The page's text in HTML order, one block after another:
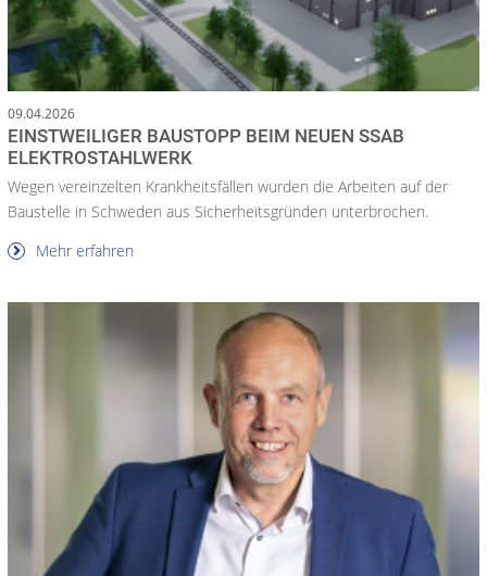
09.04.2026
EINSTWEILIGER BAUSTOPP BEIM NEUEN SSAB
ELEKTROSTAHLWERK
Wegen vereinzelten Krankheitsfällen wurden die Arbeiten auf der
Baustelle in Schweden aus Sicherheitsgründen unterbrochen.
Mehr erfahren